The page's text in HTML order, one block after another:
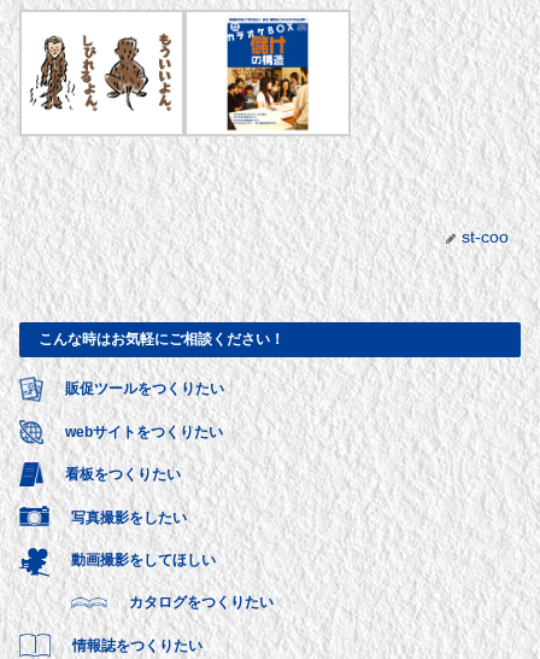
st-coo
こんな時はお気軽にご相談ください！
販促ツールをつくりたい
webサイトをつくりたい
看板をつくりたい
写真撮影をしたい
動画撮影をしてほしい
カタログをつくりたい
情報誌をつくりたい